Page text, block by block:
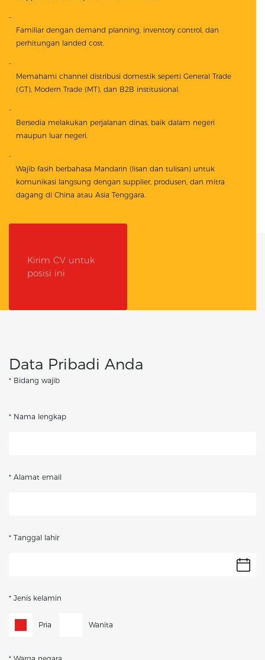
Familiar dengan demand planning, inventory control, dan
perhitungan landed cost.
Memahami channel distribusi domestik seperti General Trade
(GT), Modern Trade (MT), dan B2B institusional.
Bersedia melakukan perjalanan dinas, baik dalam negeri
maupun luar negeri.
Wajib fasih berbahasa Mandarin (lisan dan tulisan) untuk
komunikasi langsung dengan supplier, produsen, dan mitra
dagang di China atau Asia Tenggara.
Kirim CV untuk
posisi ini
Data Pribadi Anda
* Bidang wajib
* Nama lengkap
* Alamat email
* Tanggal lahir
* Jenis kelamin
Pria Wanita
* Warga negara